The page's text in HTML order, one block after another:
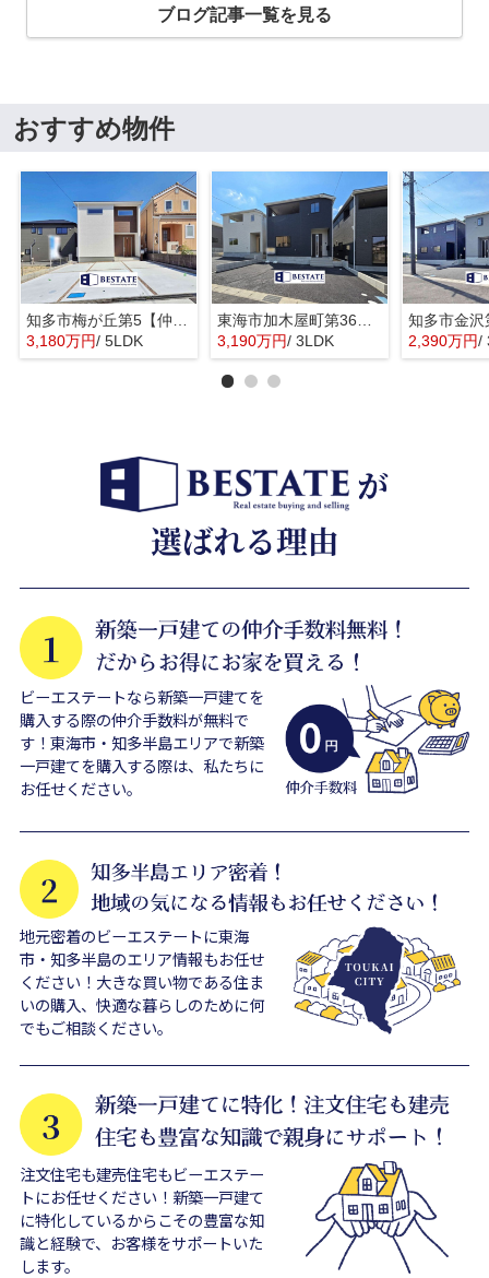
ブログ記事一覧を見る
おすすめ物件
3,180万円/ 5LDK
3,190万円/ 3LDK 2,390万円/
ビーエステートなら新築一戸建てを
購入する際の仲介手数料が無料で
す！東海市・知多半島エリアで新築
一戸建てを購入する際は、私たちに
お任せください。
地元密着のビーエステートに東海
市・知多半島のエリア情報もお任せ
ください！大きな買い物である住ま
いの購入、快適な暮らしのために何
でもご相談ください。
注文住宅も建売住宅もビーエステー
トにお任せください！新築一戸建て
に特化しているからこその豊富な知
識と経験で、お客様をサポートいた
します。